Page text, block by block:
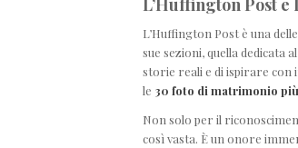
L’Huffington Post
L’Huffington Post è una
sue sezioni, quella dedicata
storie reali e di ispirare con
le 30 foto di matrimonio
Non solo per il
così vasta. È un onore